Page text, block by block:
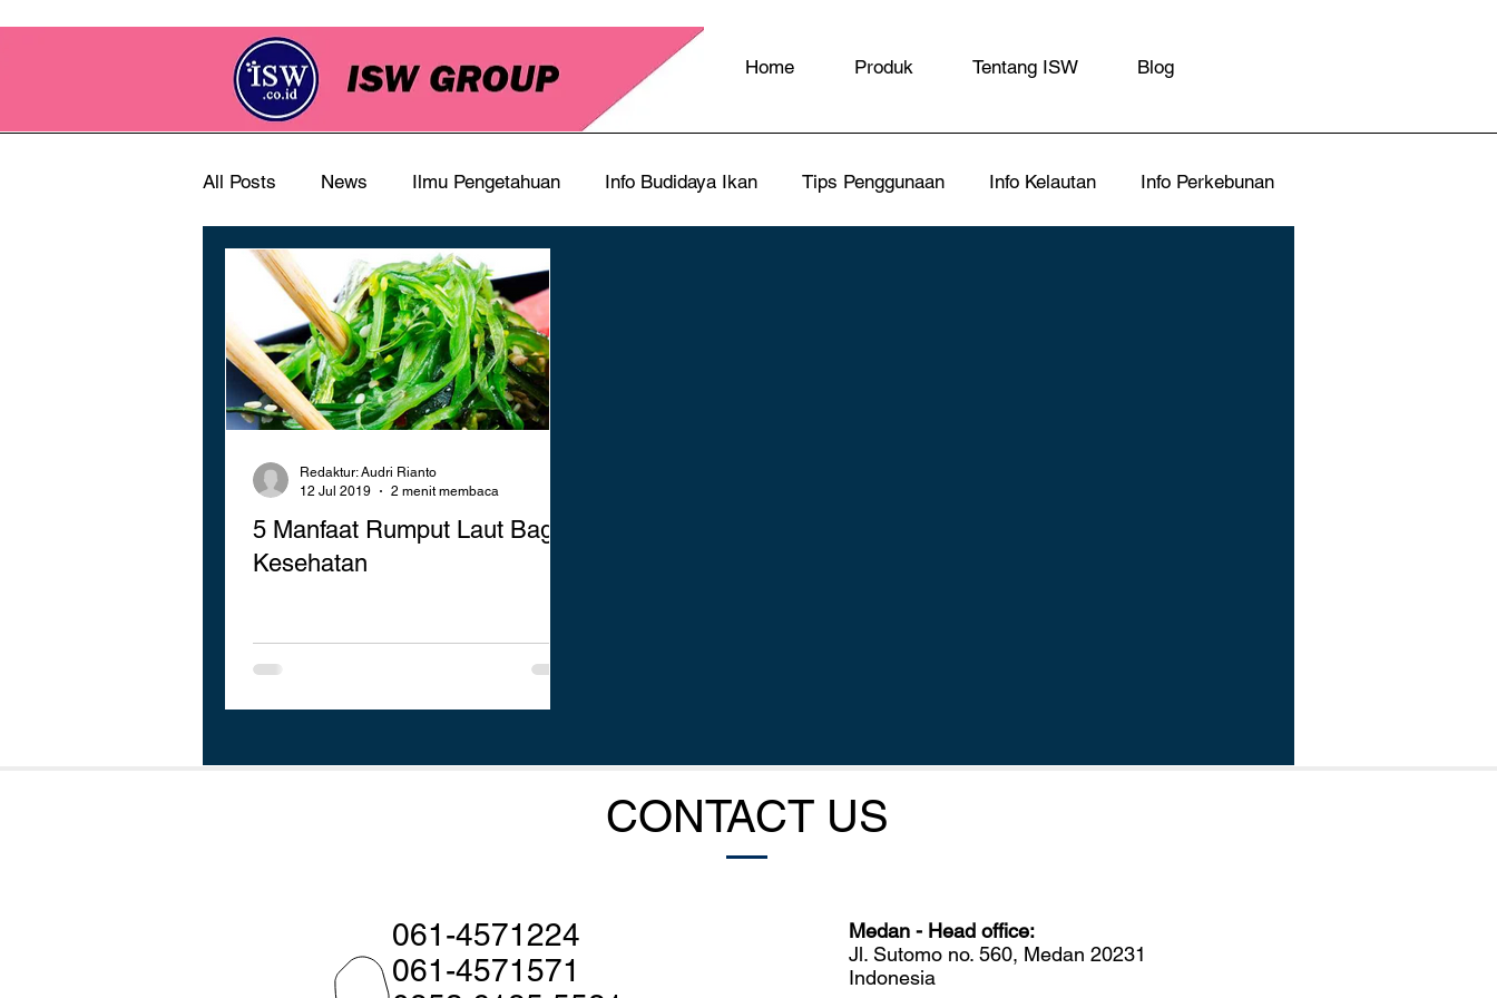
Home Produk Tentang ISW Blog
All Posts News Ilmu Pengetahuan Info Budidaya Ikan Tips Penggunaan Info Kelautan Info Perkebunan
5 Manfaat Rumput Laut Bagi
Kesehatan
Redaktur: Audri Rianto
12 Jul 2019
2 menit membaca
CONTACT US
061-4571224
061-4571571
Medan - Head office:
Jl. Sutomo no. 560, Medan 20231
Indonesia